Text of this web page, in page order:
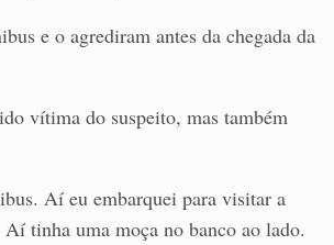
e o agrediram antes da chegada da
vítima do suspeito, mas também
Aí eu embarquei para visitar a
tinha uma moça no banco ao lado.